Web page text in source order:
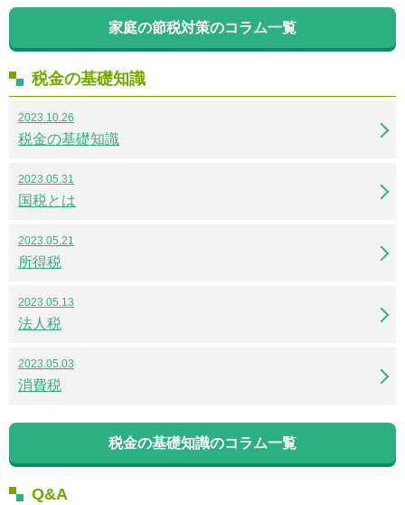
家庭の節税対策のコラム一覧
税金の基礎知識
2023.10.26
税金の基礎知識
2023.05.31
国税とは
2023.05.21
所得税
2023.05.13
法人税
2023.05.03
消費税
税金の基礎知識のコラム一覧
Q&A